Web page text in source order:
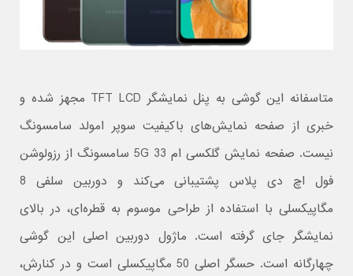
متاسفانه این گوشی به پنل نمایشگر TFT LCD مجهز شده و
خبری از صفحه نمایش‌های باکیفیت سوپر امولد سامسونگ
نیست. صفحه نمایش گلکسی ام 33 5G سامسونگ از رزولوشن
فول اچ دی پلاس پشتیبانی می‌کند و دوربین سلفی 8
مگاپیکسلی با استفاده از طراحی موسوم به قطره‌ای، در بالای
نمایشگر جای گرفته است. ماژول دوربین اصلی این گوشی
چهارگانه است. حسگر اصلی 50 مگاپیکسلی است و در کنارش،